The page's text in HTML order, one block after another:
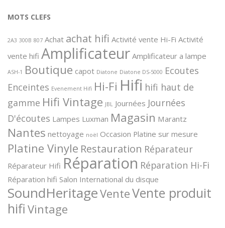
MOTS CLEFS
2A3 300B 807 Achat achat hifi Activité vente Hi-Fi Activité
vente hifi Amplificateur Amplificateur a lampe
ASH-1 Boutique capot Diatone Diatone DS-5000 Ecoutes
Enceintes Evenement Hifi Hi-Fi Hifi hifi haut de
gamme Hifi Vintage JBL Journées Journées
D'écoutes Lampes Luxman Magasin Marantz
Nantes nettoyage noël Occasion Platine sur mesure
Platine Vinyle Restauration Réparateur
Réparateur Hifi Réparation Réparation Hi-Fi
Réparation hifi Salon International du disque
SoundHeritageVenteVente produit
hifi Vintage